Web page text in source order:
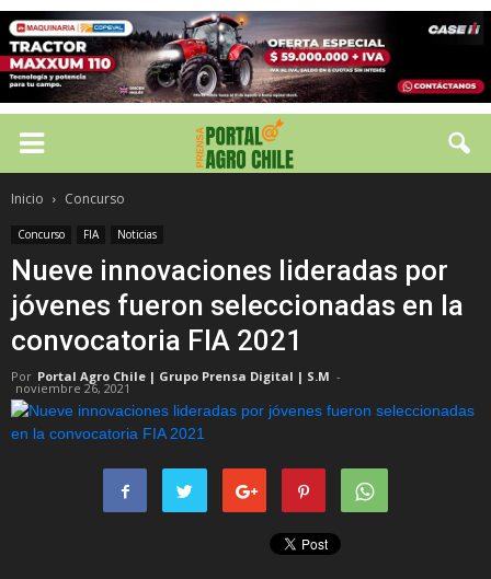
Inicio Concurso
Concurso FIA Noticias
Nueve innovaciones lideradas por
jóvenes fueron seleccionadas en la
convocatoria FIA 2021
Por Portal Agro Chile | Grupo Prensa Digital | S.M -
noviembre 26, 2021